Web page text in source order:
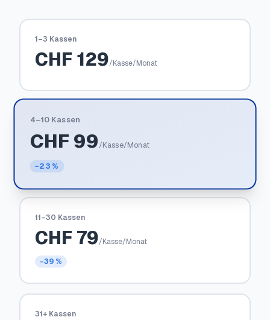
1–3 Kassen
CHF 129/Kasse/Monat
4–10 Kassen
CHF 99/Kasse/Monat
−23 %
11–30 Kassen
CHF 79/Kasse/Monat
−39 %
31+ Kassen